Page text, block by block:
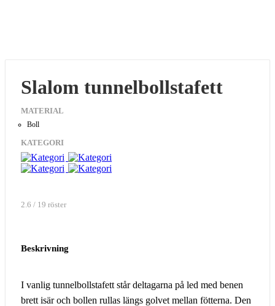
Slalom tunnelbollstafett
MATERIAL
Boll
KATEGORI
2.6 / 19 röster
Beskrivning
I vanlig tunnelbollstafett står deltagarna på led med benen
brett isär och bollen rullas längs golvet mellan fötterna. Den